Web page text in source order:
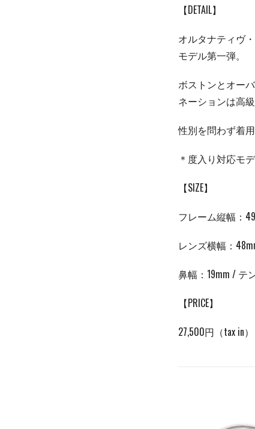
【DETAIL】
オルタナティヴ
モデル第一弾。
ボストンとオー
ネーションは高
性別を問わず着
＊度入り対応モ
【SIZE】
フレーム縦幅：
レンズ横幅：
鼻幅： 19mm / テ
【PRICE】
27,500円（tax in）